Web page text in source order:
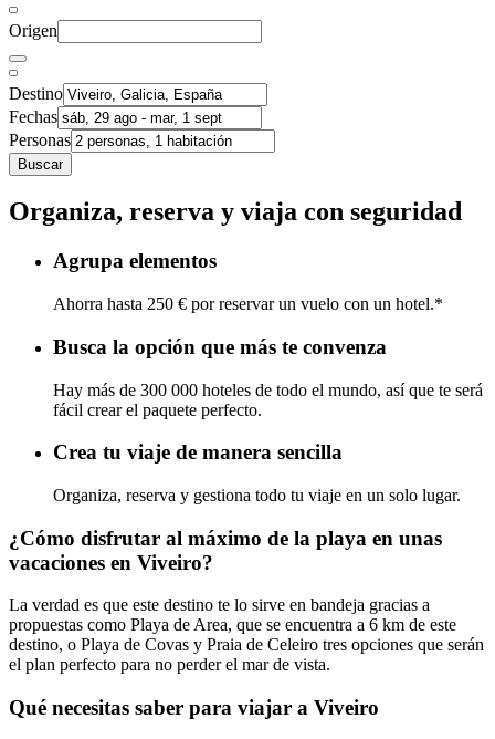
Origen
Destino
Fechas
Personas
Buscar
Organiza, reserva y viaja con seguridad
Agrupa elementos
Ahorra hasta 250 € por reservar un vuelo con un hotel.*
Busca la opción que más te convenza
Hay más de 300 000 hoteles de todo el mundo, así que te será
fácil crear el paquete perfecto.
Crea tu viaje de manera sencilla
Organiza, reserva y gestiona todo tu viaje en un solo lugar.
¿Cómo disfrutar al máximo de la playa en unas
vacaciones en Viveiro?
La verdad es que este destino te lo sirve en bandeja gracias a
propuestas como Playa de Area, que se encuentra a 6 km de este
destino, o Playa de Covas y Praia de Celeiro tres opciones que serán
el plan perfecto para no perder el mar de vista.
Qué necesitas saber para viajar a Viveiro